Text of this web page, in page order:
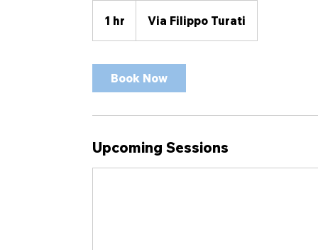
1 hr
h
Via Filippo Turati
Book Now
Upcoming Sessions